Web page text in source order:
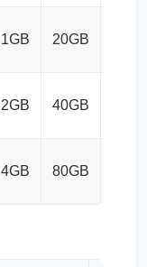
1GB 20GB
2GB 40GB
4GB 80GB